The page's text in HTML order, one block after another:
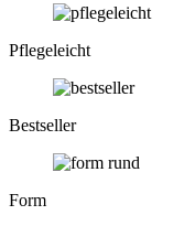
Pflege­leicht
Bestseller
Form